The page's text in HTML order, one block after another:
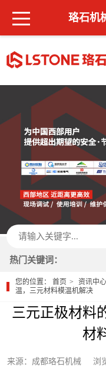
珞石机
热门关键词：
您的位置：首页 资讯中心
温，三元材料模温机解决
三元正极材料
材
来源：成都珞石机械 浏